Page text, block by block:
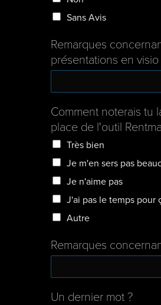
Sans Avis
Remarques
présentations en visio
Comment noterais tu
place de l'outil
Très bien
Je m'en sers pas
Je n'aime pas
J'ai pas le temps pour
Autre
Remarques
Un dernier mot ?